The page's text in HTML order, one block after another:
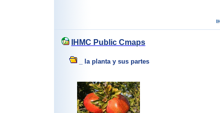
IHMC Public Cmaps
_ la planta y sus partes